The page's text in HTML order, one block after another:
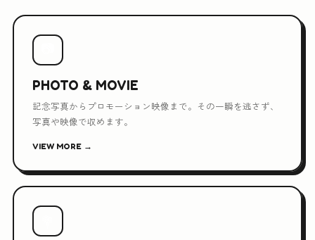
PHOTO & MOVIE
記念写真からプロモーション映像まで。その一瞬を逃さず、
写真や映像で収めます。
VIEW MORE →